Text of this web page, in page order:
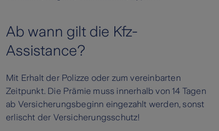
Ab wann gilt die Kfz-
Assistance?
Mit Erhalt der Polizze oder zum vereinbarten
Zeitpunkt. Die Prämie muss innerhalb von 14 Tagen
ab Versicherungsbeginn eingezahlt werden, sonst
erlischt der Versicherungsschutz!